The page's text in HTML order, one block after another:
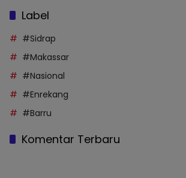
Label
#Sidrap
#Makassar
#Nasional
#Enrekang
#Barru
Komentar Terbaru